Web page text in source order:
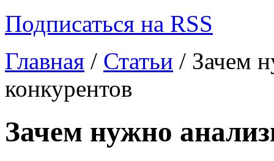
Подписаться на RSS
Главная / Статьи / Зачем
конкурентов
Зачем нужно